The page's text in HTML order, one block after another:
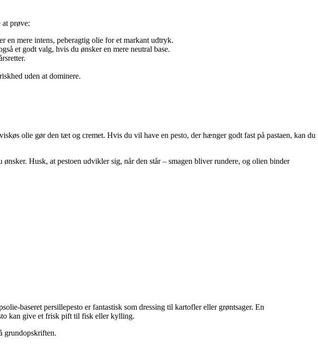
prøve:
mere intens, peberagtig olie for et markant udtryk.
et godt valg, hvis du ønsker en mere neutral base.
uden at dominere.
olie gør den tæt og cremet. Hvis du vil have en pesto, der hænger godt fast på pastaen, kan du
Husk, at pestoen udvikler sig, når den står – smagen bliver rundere, og olien binder
baseret persillepesto er fantastisk som dressing til kartofler eller grøntsager. En
kan give et frisk pift til fisk eller kylling.
grundopskriften.